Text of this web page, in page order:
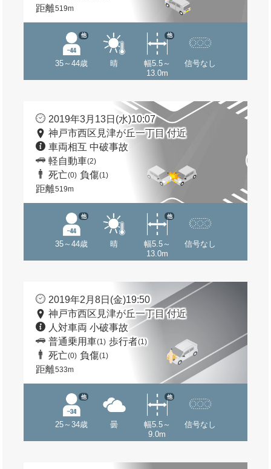
距離519m
35～44歳
他
晴
幅5.5～
13.0m
他
信号なし
2019年3月13日(水)10:07
神戸市西区見津が丘一丁目 付近
車両相互 中破事故
軽自動車(2)
死亡(0) 負傷(1)
距離519m
35～44歳
他
晴
幅5.5～
13.0m
他
信号なし
2019年2月8日(金)19:50
神戸市西区見津が丘一丁目 付近
人対車両 小破事故
普通乗用車(1) 歩行者(1)
死亡(0) 負傷(1)
距離533m
25～34歳
他
曇
幅5.5～
9.0m
他
信号なし